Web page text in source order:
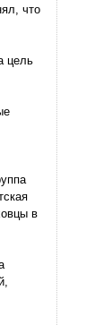
что
цель
в